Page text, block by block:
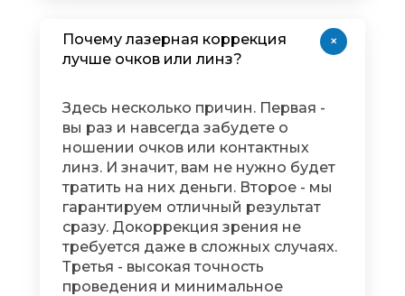
Почему лазерная коррекция
лучше очков или линз?
Здесь несколько причин. Первая -
вы раз и навсегда забудете о
ношении очков или контактных
линз. И значит, вам не нужно будет
тратить на них деньги. Второе - мы
гарантируем отличный результат
сразу. Докоррекция зрения не
требуется даже в сложных случаях.
Третья - высокая точность
проведения и минимальное
+